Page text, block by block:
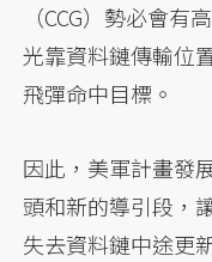
（CCG）勢必會有
光靠資料鏈傳輸位
飛彈命中目標。
因此，美軍計畫發
頭和新的導引段，
失去資料鏈中途更